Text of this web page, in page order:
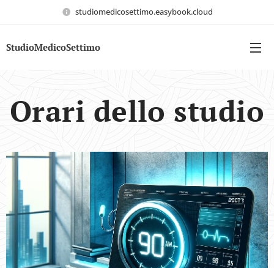
studiomedicosettimo.easybook.cloud
StudioMedicoSettimo
Orari dello studio